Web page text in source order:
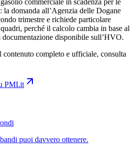
la domanda all’Agenzia delle Dogane
trimestre e richiede particolare
perché il calcolo cambia in base al
documentazione disponibile sull’HVO.
contenuto completo e ufficiale, consulta
PMI.it
puoi davvero ottenere.